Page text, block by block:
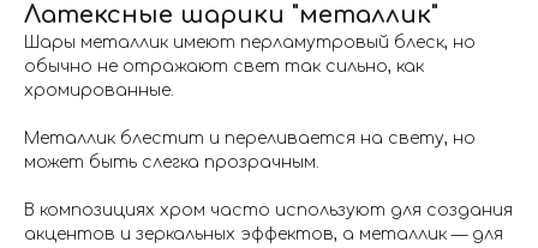
Латексные шарики "металлик"
Шары металлик имеют перламутровый блеск, но
обычно не отражают свет так сильно, как
хромированные.
Металлик блестит и переливается на свету, но
может быть слегка прозрачным.
В композициях хром часто используют для создания
акцентов и зеркальных эффектов, а металлик — для